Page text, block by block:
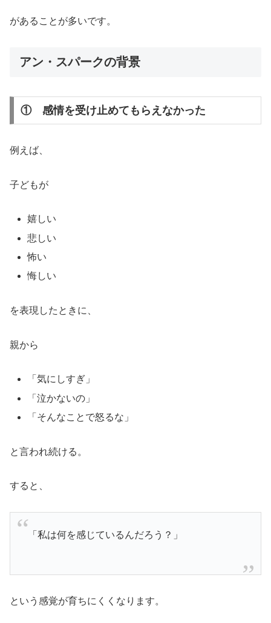
があることが多いです。
アン・スパークの背景
① 感情を受け止めてもらえなかった
例えば、
子どもが
嬉しい
悲しい
怖い
悔しい
を表現したときに、
親から
「気にしすぎ」
「泣かないの」
「そんなことで怒るな」
と言われ続ける。
すると、
「私は何を感じているんだろう？」
という感覚が育ちにくくなります。